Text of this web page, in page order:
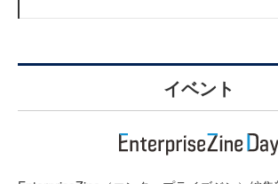
イベント